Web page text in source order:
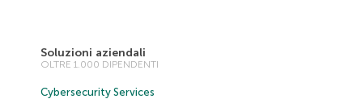
Soluzioni aziendali
OLTRE 1.000 DIPENDENTI
Cybersecurity Services